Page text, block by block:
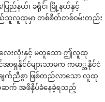
ည်နယ်၊ ခရိုင်၊ မြို့နယ်နှင့်
းပြည်သူလူထုမှာ တစ်စိတ်တစ်ဝမ်းတည်း
လေးလုံးနှင့် မတူ‌သော ဤလူထု
ရှနိုင်ငံများသာမက ကမာ္ဘ့နိုင်ငံ
ချက်ညီစွာ ဖြစ်တည်လာ‌သော လူထု
က်ဆက် အဖိနှိပ်ခံ‌နေခဲ့ရသည့်